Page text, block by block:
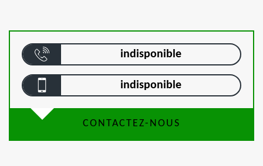
indisponible
indisponible
CONTACTEZ-NOUS